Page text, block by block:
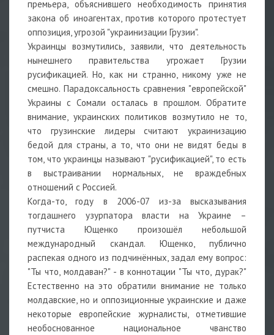
премьера, объяснившего необходимость принятия
закона об иноагентах, против которого протестует
оппозиция, угрозой "украинизации Грузии".
Украинцы возмутились, заявили, что деятельность
нынешнего правительства угрожает Грузии
русификацией. Но, как ни странно, никому уже не
смешно. Парадоксальность сравнения "европейской"
Украины с Сомали осталась в прошлом. Обратите
внимание, украинских политиков возмутило не то,
что грузинские лидеры считают украинизацию
бедой для страны, а то, что они не видят беды в
том, что украинцы называют "русификацией", то есть
в выстраивании нормальных, не враждебных
отношений с Россией.
Когда-то, году в 2006-07 из-за высказывания
тогдашнего узурпатора власти на Украине –
путчиста Ющенко произошёл небольшой
международный скандал. Ющенко, публично
распекая одного из подчинённых, задал ему вопрос:
"Ты что, молдаван?" - в коннотации "Ты что, дурак?"
Естественно на это обратили внимание не только
молдавские, но и оппозиционные украинские и даже
некоторые европейские журналисты, отметившие
необоснованное национальное чванство